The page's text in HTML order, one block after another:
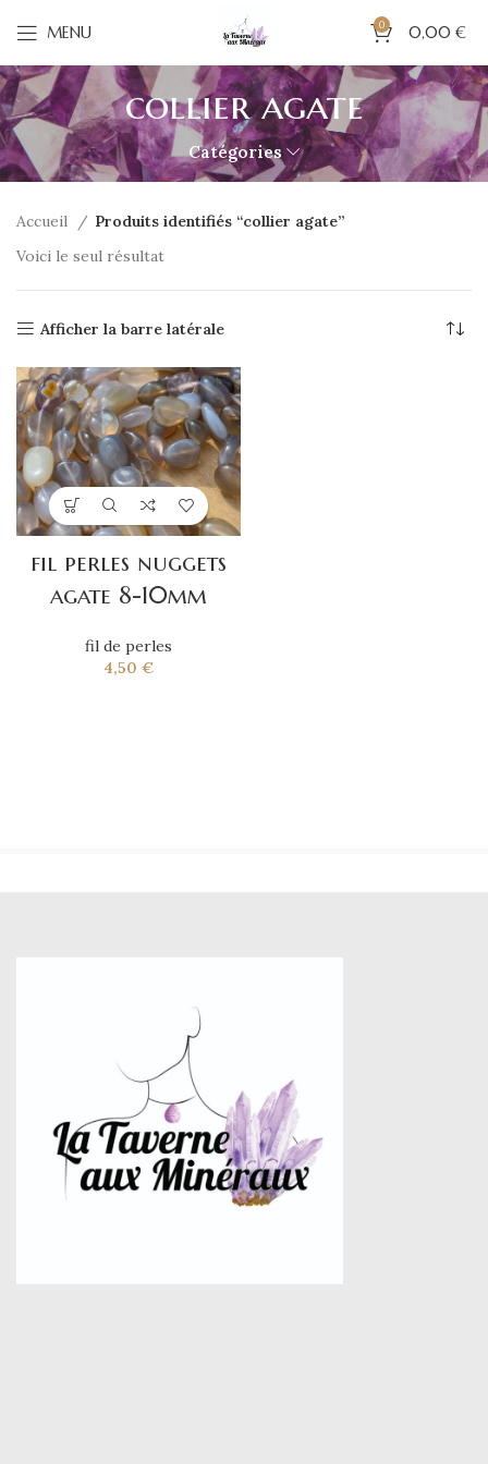
MENU 0 0,00 €
collier agate
Catégories
Accueil
Produits identifiés “collier agate”
Voici le seul résultat
Afficher la barre latérale
fil perles nuggets
agate 8-10mm
fil de perles
4,50 €